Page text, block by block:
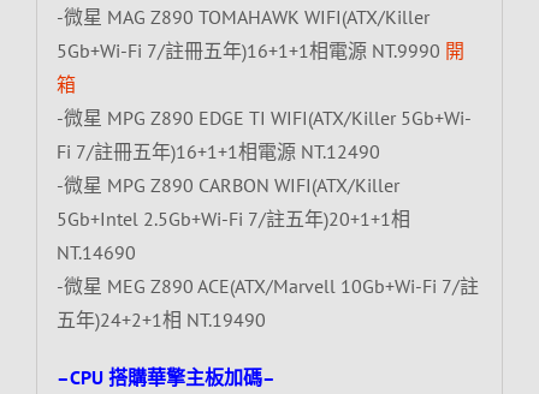
-微星 MAG Z890 TOMAHAWK WIFI(ATX/Killer
5Gb+Wi-Fi 7/註冊五年)16+1+1相電源 NT.9990 開
箱
-微星 MPG Z890 EDGE TI WIFI(ATX/Killer 5Gb+Wi-
Fi 7/註冊五年)16+1+1相電源 NT.12490
-微星 MPG Z890 CARBON WIFI(ATX/Killer
5Gb+Intel 2.5Gb+Wi-Fi 7/註五年)20+1+1相
NT.14690
-微星 MEG Z890 ACE(ATX/Marvell 10Gb+Wi-Fi 7/註
五年)24+2+1相 NT.19490
–CPU 搭購華擎主板加碼–